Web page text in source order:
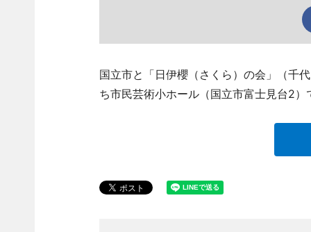
国立市と「日伊櫻（さくら）の会」（千
ち市民芸術小ホール（国立市富士見台2）